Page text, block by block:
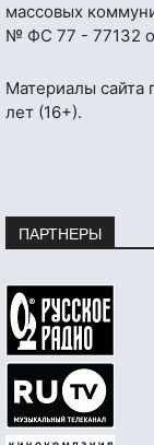
массовых
№ ФС 77 - 77132
Материалы сайта
лет (16+).
ПАРТНЕРЫ